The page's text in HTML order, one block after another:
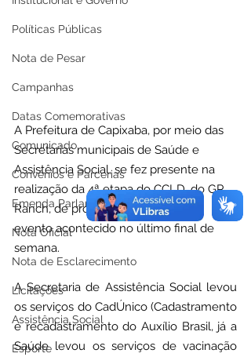
Políticas Públicas
Nota de Pesar
Campanhas
Datas Comemorativas
Comunicado
Convênios e Parcerias
Emenda Parlamentar
Nota Oficial
Nota de Esclarecimento
Licitações
Assistência Social
Esporte
A Prefeitura de Capixaba, por meio das
Secretarias municipais de Saúde e
Assistência Social, se fez presente na
realização da 4ª etapa do CCLD, do GP
Ranch, de prova de laço em dupla,
evento acontecido no último final de
semana.
A Secretaria de Assistência Social levou
os serviços do CadÚnico (Cadastramento
e recadastramento do Auxílio Brasil, já a
Saúde levou os serviços de vacinação